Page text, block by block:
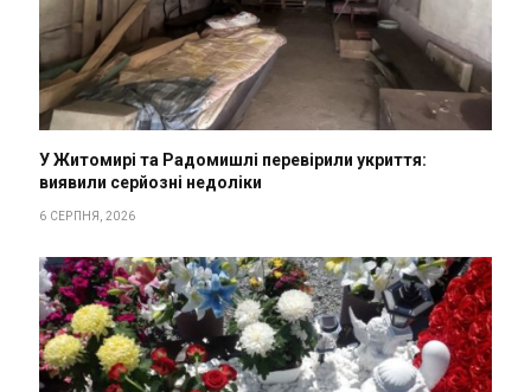
У Житомирі та Радомишлі перевірили укриття:
виявили серйозні недоліки
6 СЕРПНЯ, 2026